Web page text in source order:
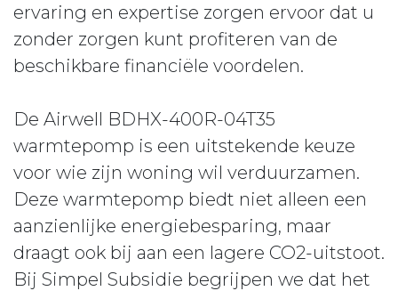
ervaring en expertise zorgen ervoor dat u
zonder zorgen kunt profiteren van de
beschikbare financiële voordelen.
De Airwell BDHX-400R-04T35
warmtepomp is een uitstekende keuze
voor wie zijn woning wil verduurzamen.
Deze warmtepomp biedt niet alleen een
aanzienlijke energiebesparing, maar
draagt ook bij aan een lagere CO2-uitstoot.
Bij Simpel Subsidie begrijpen we dat het